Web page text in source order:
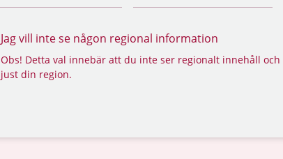
Jag vill inte se någon regional information
Obs! Detta val innebär att du inte ser regionalt innehåll
just din region.